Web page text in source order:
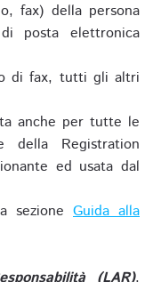
fax) della persona
posta elettronica
di fax, tutti gli altri
anche per tutte le
della Registration
ed usata dal
sezione Guida alla